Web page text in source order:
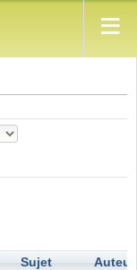
Sujet
Auteur